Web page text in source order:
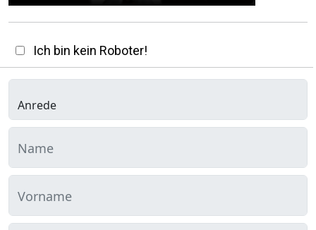
Ich bin kein Roboter!
Name
Vorname